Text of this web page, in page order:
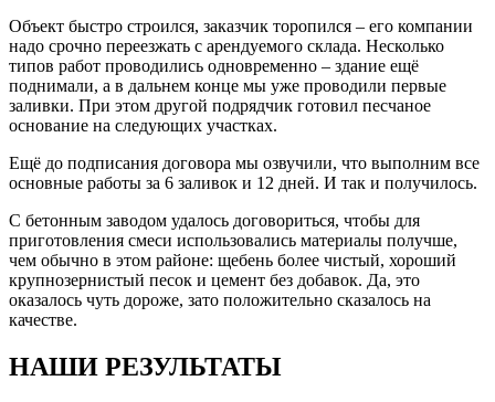
Объект быстро строился, заказчик торопился – его компании
надо срочно переезжать с арендуемого склада. Несколько
типов работ проводились одновременно – здание ещё
поднимали, а в дальнем конце мы уже проводили первые
заливки. При этом другой подрядчик готовил песчаное
основание на следующих участках.
Ещё до подписания договора мы озвучили, что выполним все
основные работы за 6 заливок и 12 дней. И так и получилось.
С бетонным заводом удалось договориться, чтобы для
приготовления смеси использовались материалы получше,
чем обычно в этом районе: щебень более чистый, хороший
крупнозернистый песок и цемент без добавок. Да, это
оказалось чуть дороже, зато положительно сказалось на
качестве.
НАШИ РЕЗУЛЬТАТЫ